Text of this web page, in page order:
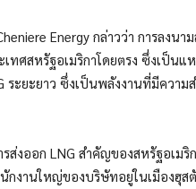
Energy กล่าวว่า การลงน
ทศสหรัฐอเมริกาโดยตรง ซึ่งเป็นแ
ะยะยาว ซึ่งเป็นพลังงานที่มีความ
งออก LNG สำคัญของสหรัฐอเมริ
กงานใหญ่ของบริษัทอยู่ในเมืองฮุส